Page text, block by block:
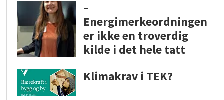
–
Energimerkeordningen
er ikke en troverdig
kilde i det hele tatt
Klimakrav i TEK?